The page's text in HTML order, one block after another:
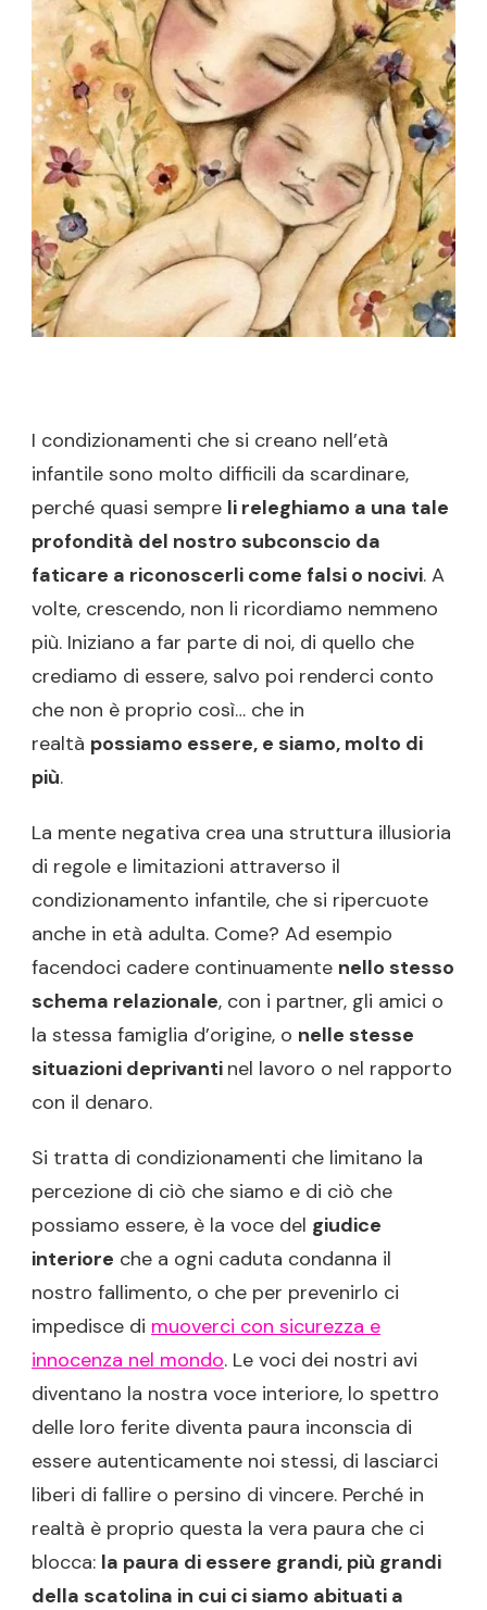
–
BAMBINO
INTERIORE
I condizionamenti che si creano nell’età
infantile sono molto difficili da scardinare,
perché quasi sempre li releghiamo a una tale
profondità del nostro subconscio da
faticare a riconoscerli come falsi o nocivi. A
volte, crescendo, non li ricordiamo nemmeno
più. Iniziano a far parte di noi, di quello che
crediamo di essere, salvo poi renderci conto
che non è proprio così… che in
realtà possiamo essere, e siamo, molto di
più.
La mente negativa crea una struttura illusioria
di regole e limitazioni attraverso il
condizionamento infantile, che si ripercuote
anche in età adulta. Come? Ad esempio
facendoci cadere continuamente nello stesso
schema relazionale, con i partner, gli amici o
la stessa famiglia d’origine, o nelle stesse
situazioni deprivanti nel lavoro o nel rapporto
con il denaro.
Si tratta di condizionamenti che limitano la
percezione di ciò che siamo e di ciò che
possiamo essere, è la voce del giudice
interiore che a ogni caduta condanna il
nostro fallimento, o che per prevenirlo ci
impedisce di muoverci con sicurezza e
innocenza nel mondo. Le voci dei nostri avi
diventano la nostra voce interiore, lo spettro
delle loro ferite diventa paura inconscia di
essere autenticamente noi stessi, di lasciarci
liberi di fallire o persino di vincere. Perché in
realtà è proprio questa la vera paura che ci
blocca: la paura di essere grandi, più grandi
della scatolina in cui ci siamo abituati a